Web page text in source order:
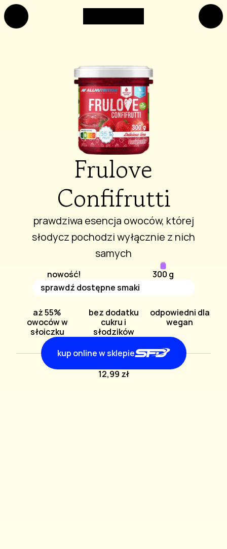
nowość! 300 g
Frulove
Confifrutti
prawdziwa esencja owoców, której
słodycz pochodzi wyłącznie z nich
samych
sprawdź dostępne smaki
aż 55%
owoców w
słoiczku
bez dodatku
cukru i
słodzików
odpowiedni dla
wegan
kup online w sklepie
12,99 zł